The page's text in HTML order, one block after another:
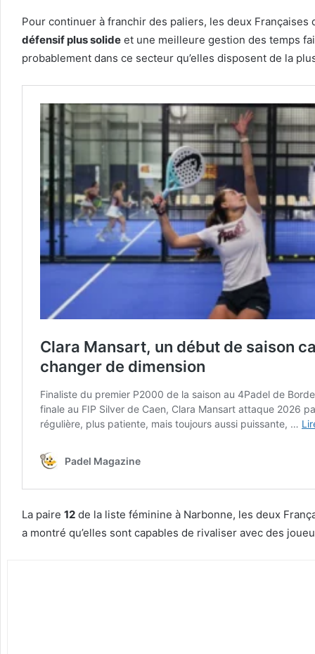
Pour continuer à franchir des paliers, les deux
défensif plus solide et une meilleure gestion des temps
probablement dans ce secteur qu’elles disposent de la
La paire 12 de la liste féminine à Narbonne, les deux
a montré qu’elles sont capables de rivaliser avec des